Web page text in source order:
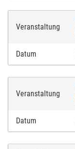
Veranstaltung
Datum
Veranstaltung
Datum